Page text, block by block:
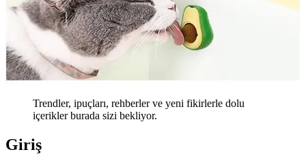
Trendler, ipuçları, rehberler ve yeni fikirlerle dolu
içerikler burada sizi bekliyor.
Giriş